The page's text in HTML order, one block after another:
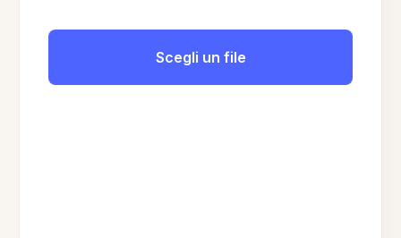
Scegli un file